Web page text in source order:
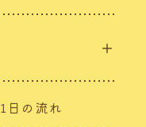
1日の流れ